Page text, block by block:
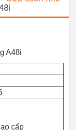
A48i
cấp